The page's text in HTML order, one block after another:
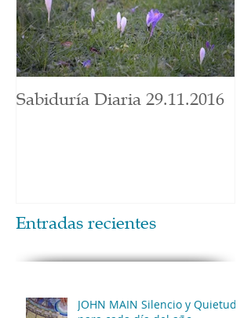
Sabiduría Diaria 29.11.2016
Entradas recientes
JOHN MAIN Silencio y Quietud